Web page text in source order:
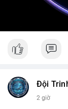
Đội
2 giờ